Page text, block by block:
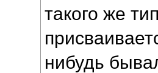
такого же
нибудь